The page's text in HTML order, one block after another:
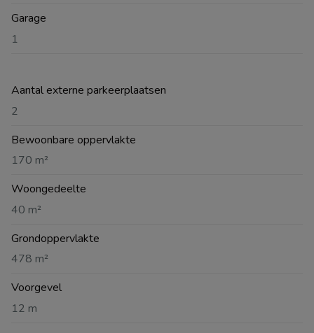
Garage
1
Aantal externe parkeerplaatsen
2
Bewoonbare oppervlakte
170 m²
Woongedeelte
40 m²
Grondoppervlakte
478 m²
Voorgevel
12 m